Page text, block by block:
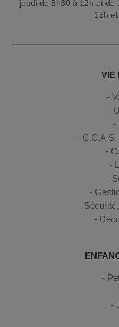
jeudi de 8h30 à 12h et de
12h
VIE